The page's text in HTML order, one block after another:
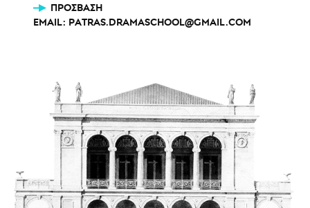
ΠΡΌΣΒΑΣΗ
EMAIL: PATRAS.DRAMASCHOOL@GMAIL.COM